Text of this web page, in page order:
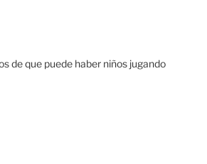
de que puede haber niños jugando